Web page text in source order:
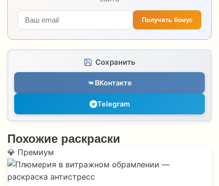
Получить бонус
Сохранить
ВКонтакте
Telegram
Похожие раскраски
💎 Премиум